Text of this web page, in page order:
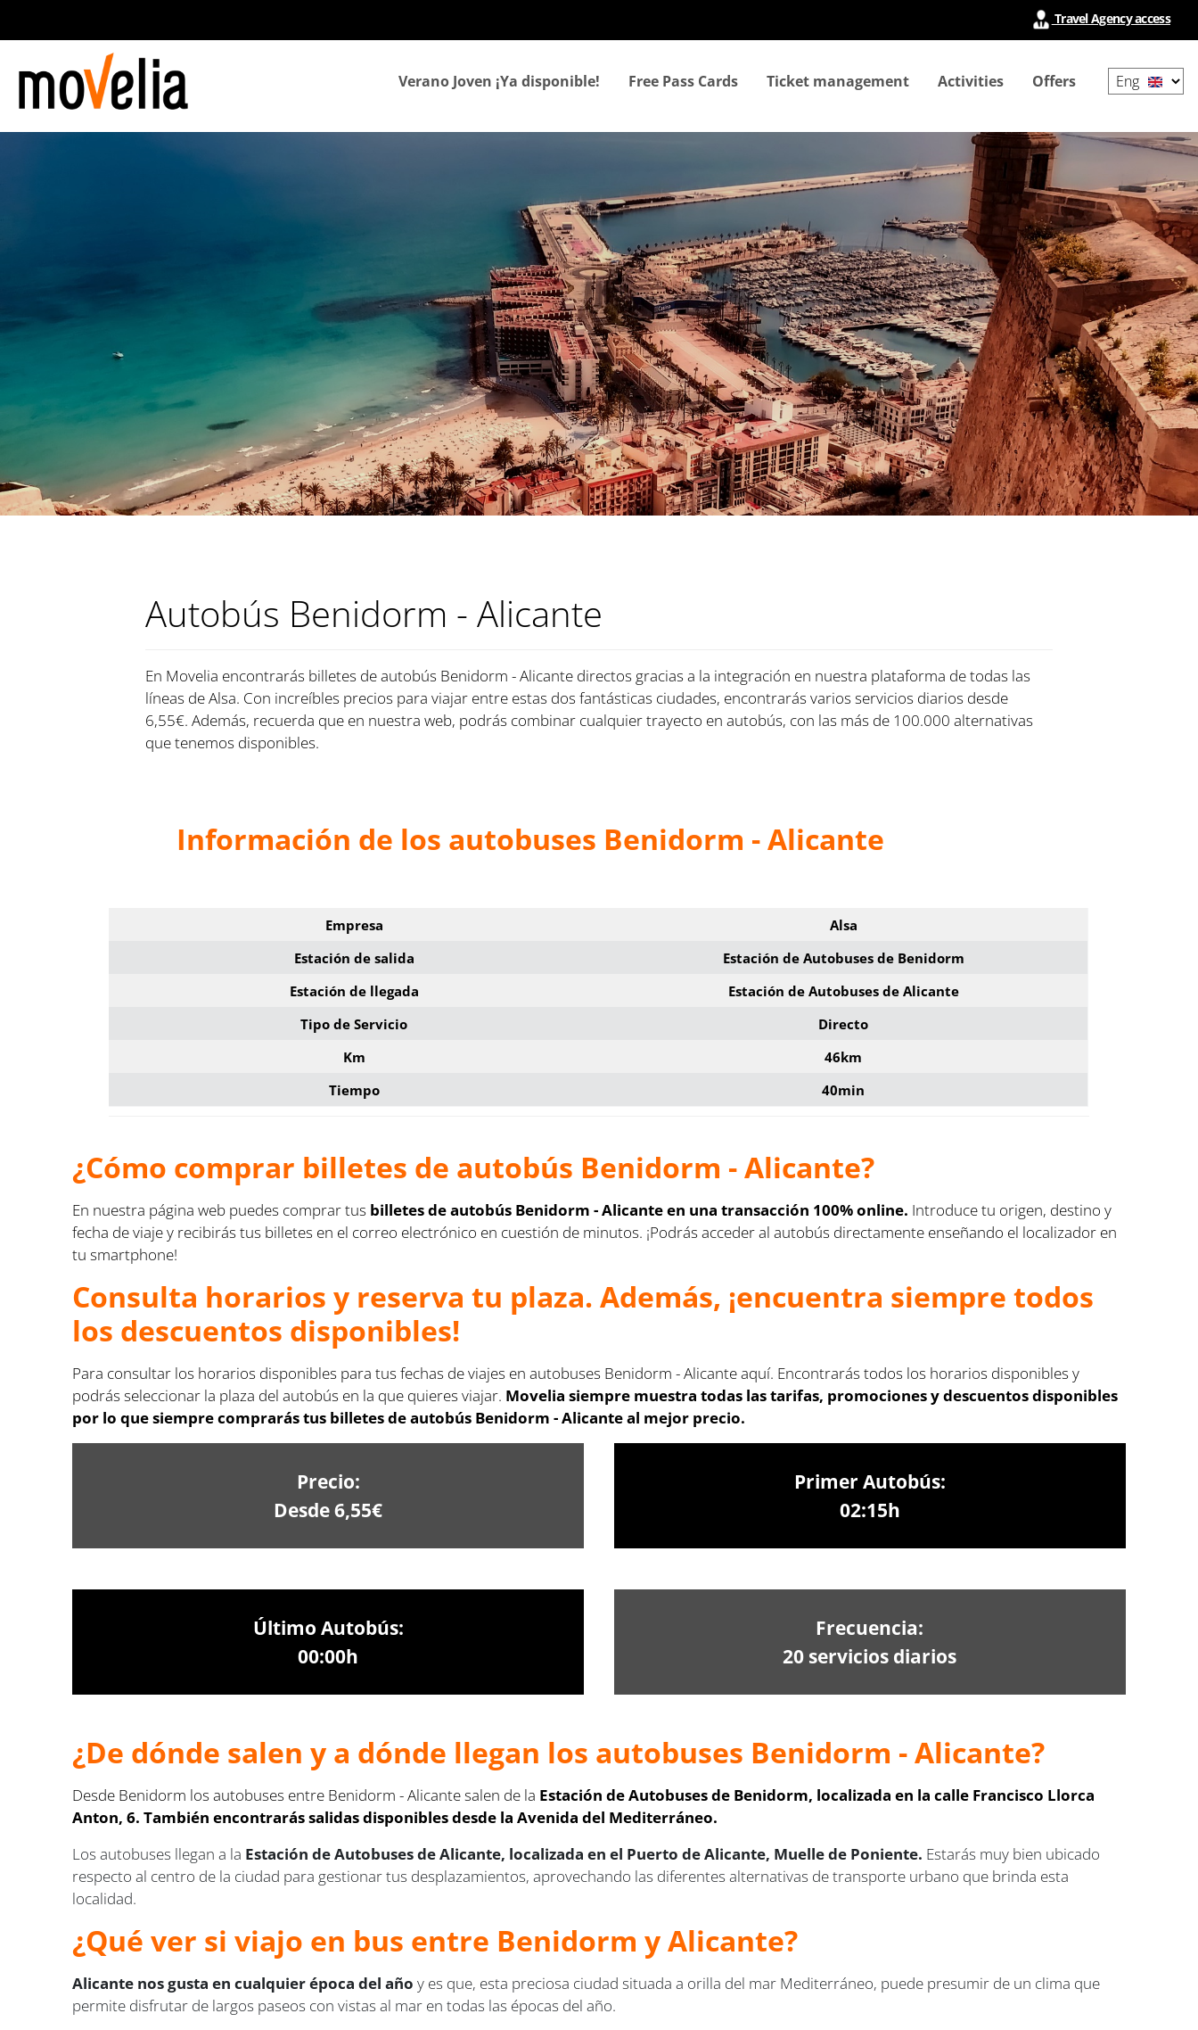
content
Travel Agency access
Verano Joven ¡Ya disponible! Free Pass Cards Ticket management Activities Offers
your
Autobús Benidorm - Alicante
En Movelia encontrarás billetes de autobús Benidorm - Alicante directos gracias a la integración en nuestra plataforma de todas las
líneas de Alsa. Con increíbles precios para viajar entre estas dos fantásticas ciudades, encontrarás varios servicios diarios desde
6,55€. Además, recuerda que en nuestra web, podrás combinar cualquier trayecto en autobús, con las más de 100.000 alternativas
que tenemos disponibles.
Información de los autobuses Benidorm - Alicante
Empresa
Alsa
Estación de salida
Estación de Autobuses de Benidorm
Estación de llegada
Estación de Autobuses de Alicante
Tipo de Servicio
Directo
Km
46km
Tiempo
40min
¿Cómo comprar billetes de autobús Benidorm - Alicante?
En nuestra página web puedes comprar tus billetes de autobús Benidorm - Alicante en una transacción 100% online. Introduce tu origen, destino y
fecha de viaje y recibirás tus billetes en el correo electrónico en cuestión de minutos. ¡Podrás acceder al autobús directamente enseñando el localizador en
tu smartphone!
Consulta horarios y reserva tu plaza. Además, ¡encuentra siempre todos
los descuentos disponibles!
Para consultar los horarios disponibles para tus fechas de viajes en autobuses Benidorm - Alicante aquí. Encontrarás todos los horarios disponibles y
podrás seleccionar la plaza del autobús en la que quieres viajar. Movelia siempre muestra todas las tarifas, promociones y descuentos disponibles
por lo que siempre comprarás tus billetes de autobús Benidorm - Alicante al mejor precio.
Precio:
Desde 6,55€
Primer Autobús:
02:15h
Último Autobús:
00:00h
Frecuencia:
20 servicios diarios
¿De dónde salen y a dónde llegan los autobuses Benidorm - Alicante?
Desde Benidorm los autobuses entre Benidorm - Alicante salen de la Estación de Autobuses de Benidorm, localizada en la calle Francisco Llorca
Anton, 6. También encontrarás salidas disponibles desde la Avenida del Mediterráneo.
Los autobuses llegan a la Estación de Autobuses de Alicante, localizada en el Puerto de Alicante, Muelle de Poniente. Estarás muy bien ubicado
respecto al centro de la ciudad para gestionar tus desplazamientos, aprovechando las diferentes alternativas de transporte urbano que brinda esta
localidad.
¿Qué ver si viajo en bus entre Benidorm y Alicante?
Alicante nos gusta en cualquier época del año y es que, esta preciosa ciudad situada a orilla del mar Mediterráneo, puede presumir de un clima que
permite disfrutar de largos paseos con vistas al mar en todas las épocas del año.